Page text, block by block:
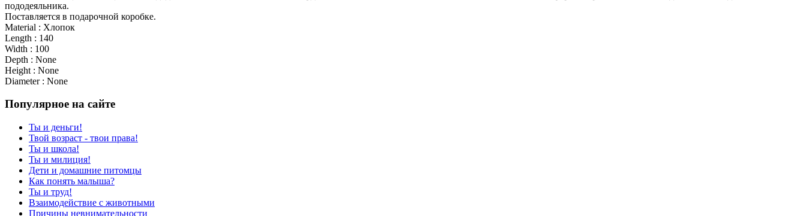
пододеяльника.
Поставляется в подарочной коробке.
Material : Хлопок
Length : 140
Width : 100
Depth : None
Height : None
Diameter : None
Популярное на сайте
Ты и деньги!
Твой возраст - твои права!
Ты и школа!
Ты и милиция!
Дети и домашние питомцы
Как понять малыша?
Ты и труд!
Взаимодействие с животными
Причины невнимательности